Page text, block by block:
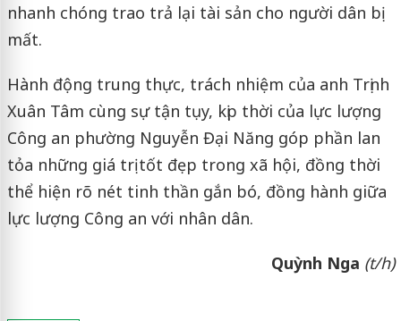
nhanh chóng trao trả lại tài sản cho người dân bị
mất.
Hành động trung thực, trách nhiệm của anh Trịnh
Xuân Tâm cùng sự tận tụy, kịp thời của lực lượng
Công an phường Nguyễn Đại Năng góp phần lan
tỏa những giá trị tốt đẹp trong xã hội, đồng thời
thể hiện rõ nét tinh thần gắn bó, đồng hành giữa
lực lượng Công an với nhân dân.
Quỳnh Nga (t/h)